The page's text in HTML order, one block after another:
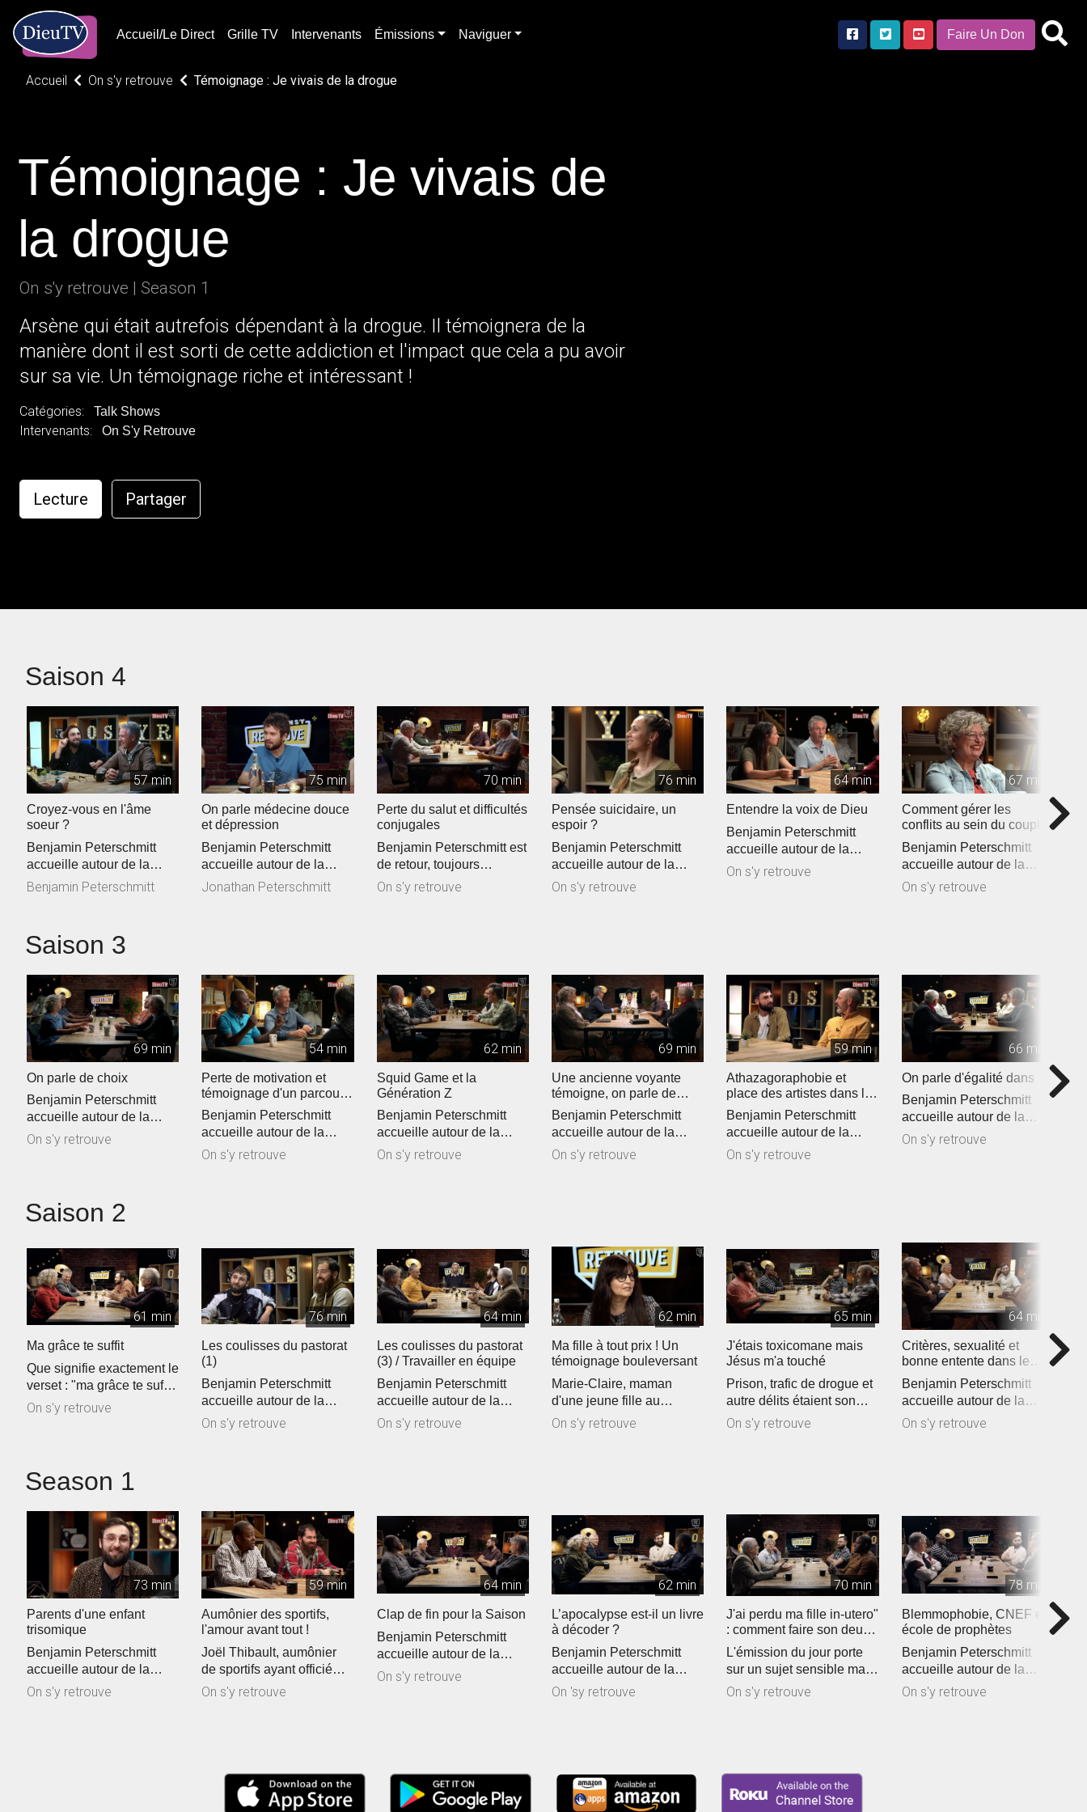
Accueil/Le Direct Grille TV Intervenants Émissions Naviguer Faire Un Don
Accueil On s'y retrouve Témoignage : Je vivais de la drogue
Témoignage : Je vivais de
la drogue
On s'y retrouve | Season 1
Arsène qui était autrefois dépendant à la drogue. Il témoignera de la
manière dont il est sorti de cette addiction et l'impact que cela a pu avoir
sur sa vie. Un témoignage riche et intéressant !
Catégories: Talk Shows
Intervenants: On S'y Retrouve
Lecture Partager
Saison 4
57 min
Croyez-vous en l'âme
soeur ?
Benjamin Peterschmitt
accueille autour de la
table Johanna Moulin,
Samuel Peter...
Benjamin Peterschmitt
75 min
On parle médecine douce
et dépression
Benjamin Peterschmitt
accueille autour de la
table Laurent Gloerfelt,
Jonathan Peterschmitt
70 min
Perte du salut et difficultés
conjugales
Benjamin Peterschmitt est
de retour, toujours
accompagnés de ces
chroniqueurs p...
On s'y retrouve
76 min
Pensée suicidaire, un
espoir ?
Benjamin Peterschmitt
accueille autour de la
table Claude Greder,
Johanna Moulin...
On s'y retrouve
64 min
Entendre la voix de Dieu
Benjamin Peterschmitt
accueille autour de la
table Johanna Moulin,
Jean-Marie Ri...
On s'y retrouve
67 min
Comment gérer les
conflits au sein du couple
?
Benjamin Peterschmitt
accueille autour de la
table Nathalie
Schnoebelen, Claude ...
On s'y retrouve
Saison 3
69 min
On parle de choix
Benjamin Peterschmitt
accueille autour de la
table Claude Ekwé,
Nathalie Schnoe...
On s'y retrouve
54 min
Perte de motivation et
témoignage d'un parcours
atypique
Benjamin Peterschmitt
accueille autour de la
table Claude Greder,
Samuel Petersc...
On s'y retrouve
62 min
Squid Game et la
Génération Z
Benjamin Peterschmitt
accueille autour de la
table Claude Ekwé,
Jérémie Jung ...
On s'y retrouve
69 min
Une ancienne voyante
témoigne, on parle de
l'envers du décor
Benjamin Peterschmitt
accueille autour de la
table Jean-Marie Ribay,
Claude Gred...
On s'y retrouve
59 min
Athazagoraphobie et
place des artistes dans la
société
Benjamin Peterschmitt
accueille autour de la
table Samuel
Peterschmitt, Jérémi...
On s'y retrouve
66 min
On parle d'égalité dans
Benjamin Peterschmitt
accueille autour de la
table Claude Ekwe,
Samuel Peterschm...
On s'y retrouve
Saison 2
61 min
Ma grâce te suffit
Que signifie exactement le
verset : "ma grâce te suffit
?" En quoi la souffranc...
On s'y retrouve
76 min
Les coulisses du pastorat
(1)
Benjamin Peterschmitt
accueille autour de la
table Thiébault Geyer,
Samuel Pete...
On s'y retrouve
64 min
Les coulisses du pastorat
(3) / Travailler en équipe
Benjamin Peterschmitt
accueille autour de la
table Eric Toumieux,
Samuel Petersc...
On s'y retrouve
62 min
Ma fille à tout prix ! Un
témoignage bouleversant
Marie-Claire, maman
d'une jeune fille au
handicap léger, qui
témoignera de la ...
On s'y retrouve
65 min
J'étais toxicomane mais
Jésus m'a touché
Prison, trafic de drogue et
autre délits étaient son
quotidien pendant
plusieu...
On s'y retrouve
64 min
Critères, sexualité et
bonne entente dans le
couple
Benjamin Peterschmitt
accueille autour de la
table Samuel
Peterschmitt, Claude E...
On s'y retrouve
Season 1
73 min
Parents d'une enfant
trisomique
Benjamin Peterschmitt
accueille autour de la
table Nathalie
Schnoebelen, Thiéba...
On s'y retrouve
59 min
Aumônier des sportifs,
l'amour avant tout !
Joël Thibault, aumônier
de sportifs ayant officié
lors des deux dernières
On s'y retrouve
64 min
Clap de fin pour la Saison
Benjamin Peterschmitt
accueille autour de la
table Jean-Marie Ribay,
Claude Ekwe...
On s'y retrouve
62 min
L’apocalypse est-il un livre
à décoder ?
Benjamin Peterschmitt
accueille autour de la
table Jean-Marie Ribay,
Claude Ekwe...
On 'sy retrouve
70 min
J'ai perdu ma fille in-utero"
: comment faire son deuil
?
L'émission du jour porte
sur un sujet sensible mais
ô combien important pour
On s'y retrouve
78 min
Blemmophobie, CNEF et
école de prophètes
Benjamin Peterschmitt
accueille autour de la
table Claude Greder,
Samuel Petersc...
On s'y retrouve